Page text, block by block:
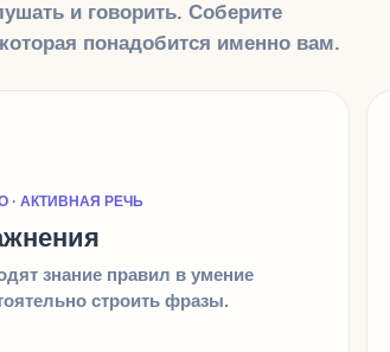
и говорить. Соберите
понадобится именно вам.
· АКТИВНАЯ РЕЧЬ
знание правил в умение
строить фразы.